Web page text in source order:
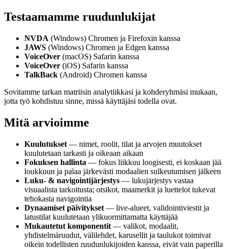
Testaamamme ruudunlukijat
NVDA (Windows) Chromen ja Firefoxin kanssa
JAWS (Windows) Chromen ja Edgen kanssa
VoiceOver (macOS) Safarin kanssa
VoiceOver (iOS) Safarin kanssa
TalkBack (Android) Chromen kanssa
Sovitamme tarkan matriisin analytiikkasi ja kohderyhmäsi mukaan,
jotta työ kohdistuu sinne, missä käyttäjäsi todella ovat.
Mitä arvioimme
Kuulutukset — nimet, roolit, tilat ja arvojen muutokset
kuulutetaan tarkasti ja oikeaan aikaan
Fokuksen hallinta — fokus liikkuu loogisesti, ei koskaan jää
loukkuun ja palaa järkevästi modaalien sulkeutumisen jälkeen
Luku- & navigointijärjestys — lukujärjestys vastaa
visuaalista tarkoitusta; otsikot, maamerkit ja luettelot tukevat
tehokasta navigointia
Dynaamiset päivitykset — live-alueet, validointiviestit ja
latustilat kuulutetaan ylikuormittamatta käyttäjää
Mukautetut komponentit — valikot, modaalit,
yhdistelmäruudut, välilehdet, karusellit ja taulukot toimivat
oikein todellisten ruudunlukijoiden kanssa, eivät vain paperilla